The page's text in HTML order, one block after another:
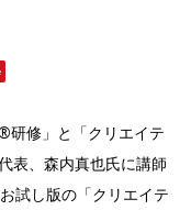
研修」と「クリエイテ
表、森内真也氏に講師
試し版の「クリエイテ